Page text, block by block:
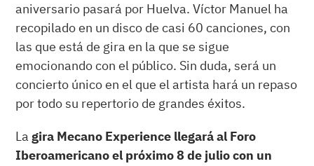
aniversario pasará por Huelva. Víctor Manuel ha
recopilado en un disco de casi 60 canciones, con
las que está de gira en la que se sigue
emocionando con el público. Sin duda, será un
concierto único en el que el artista hará un repaso
por todo su repertorio de grandes éxitos.
La gira Mecano Experience llegará al Foro
Iberoamericano el próximo 8 de julio con un